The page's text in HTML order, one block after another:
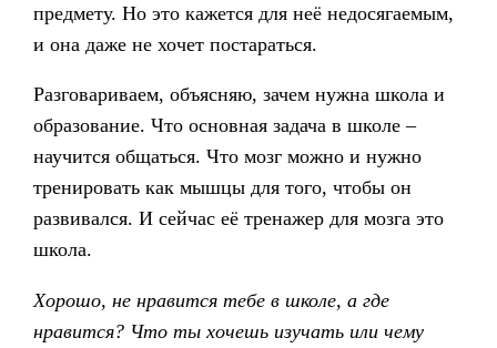
предмету. Но это кажется для неё недосягаемым,
и она даже не хочет постараться.
Разговариваем, объясняю, зачем нужна школа и
образование. Что основная задача в школе –
научится общаться. Что мозг можно и нужно
тренировать как мышцы для того, чтобы он
развивался. И сейчас её тренажер для мозга это
школа.
Хорошо, не нравится тебе в школе, а где
нравится? Что ты хочешь изучать или чему